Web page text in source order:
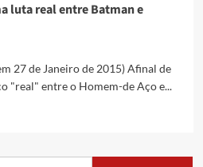
luta real entre Batman e
27 de Janeiro de 2015) Afinal de
"real" entre o Homem-de Aço e...